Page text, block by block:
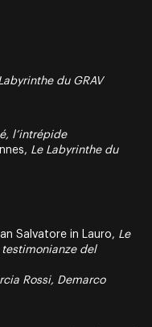
du GRAV
l’intrépide
Le Labyrinthe du
Salvatore in Lauro, Le
del
Rossi, Demarco